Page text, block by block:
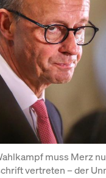
muss Merz
vertreten – der